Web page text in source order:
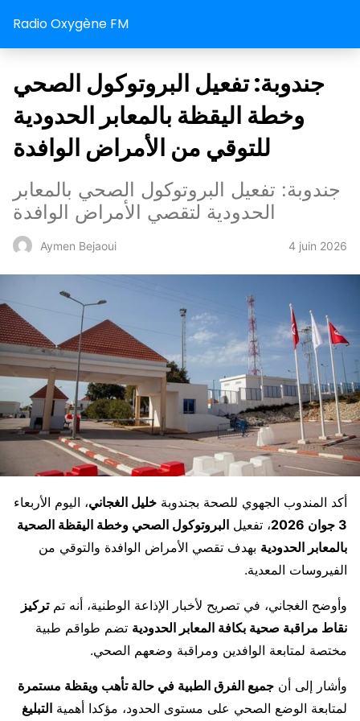
Radio Oxygène FM
جندوبة: تفعيل البروتوكول الصحي
وخطة اليقظة بالمعابر الحدودية
للتوقي من الأمراض الوافدة
جندوبة: تفعيل البروتوكول الصحي بالمعابر
الحدودية لتقصي الأمراض الوافدة
Aymen Bejaoui 4 juin 2026
أكد المندوب الجهوي للصحة بجندوبة خليل الغجاني، اليوم الأربعاء
3 جوان 2026
، تفعيل البروتوكول الصحي وخطة اليقظة الصحية
بالمعابر الحدودية بهدف تقصي الأمراض الوافدة والتوقي من
الفيروسات المعدية.
وأوضح الغجاني، في تصريح لأخبار الإذاعة الوطنية، أنه تمتركيز
نقاط مراقبة صحية بكافة المعابر الحدودية تضم طواقم طبية
مختصة لمتابعة الوافدين ومراقبة وضعهم الصحي.
وأشار إلى أن جميع الفرق الطبية في حالة تأهب ويقظة مستمرة
لمتابعة الوضع الصحي على مستوى الحدود، مؤكدا أهمية التبليغ